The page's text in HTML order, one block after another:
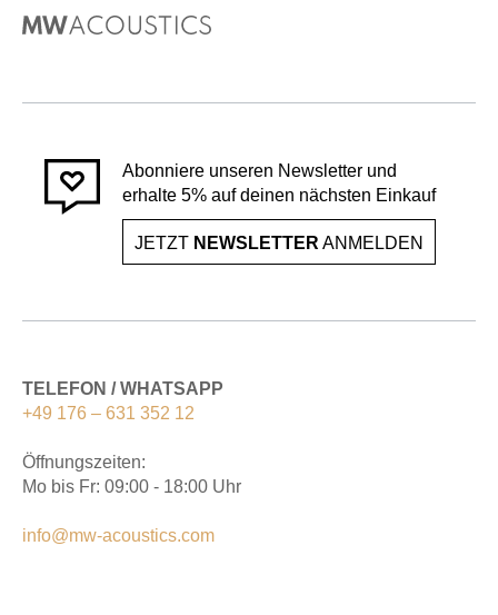
Abonniere unseren Newsletter und
erhalte 5% auf deinen nächsten Einkauf
JETZT NEWSLETTER ANMELDEN
TELEFON / WHATSAPP
+49 176 – 631 352 12
Öffnungszeiten:
Mo bis Fr: 09:00 - 18:00 Uhr
info@mw-acoustics.com